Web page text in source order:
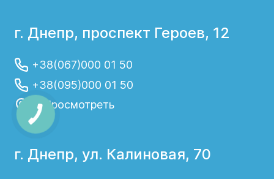
г. Днепр, проспект Героев, 12
+38(067)000 01 50
+38(095)000 01 50
Просмотреть
г. Днепр, ул. Калиновая, 70